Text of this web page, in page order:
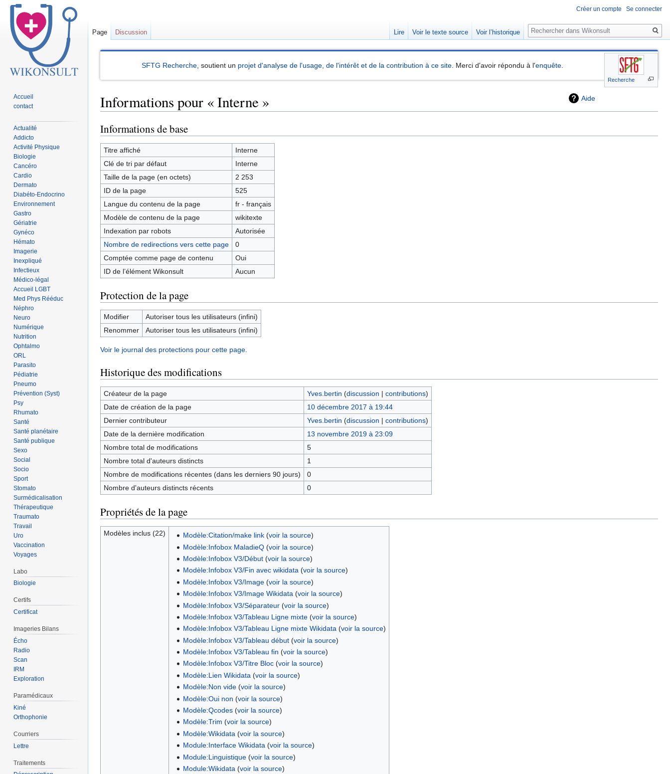
Recherche
SFTG Recherche , soutient un projet d'analyse de l'usage, de l'intérêt et de la contribution à ce site . Merci d'avoir répondu à l'enquête
Aide
Informations pour « Interne »
Sauter
à
la
navigation
Sauter
à
la
recherche
Informations de base
Titre affiché
Interne
Clé de tri par défaut
Interne
Taille de la page (en octets)
2 253
ID de la page
525
Langue du contenu de la page
fr - français
Modèle de contenu de la page
wikitexte
Indexation par robots
Autorisée
Nombre de redirections vers cette page
0
Comptée comme page de contenu
Oui
ID de l’élément Wikonsult
Aucun
Protection de la page
Modifier
Autoriser tous les utilisateurs (infini)
Renommer
Autoriser tous les utilisateurs (infini)
Voir le journal des protections pour cette page.
Historique des modifications
Créateur de la page Yves.bertin (discussion | contributions)
Date de création de la page
10 décembre 2017 à 19:44
Dernier contributeur
Yves.bertin (discussion | contributions)
Date de la dernière modification
13 novembre 2019 à 23:09
Nombre total de modifications
5
Nombre total d'auteurs distincts
1
Nombre de modifications récentes (dans les derniers 90 jours)
0
Nombre d'auteurs distincts récents
0
Propriétés de la page
Modèles inclus (22) Modèle:Citation/make link(voir la source)
Modèle:Infobox MaladieQ(voir la source)
Modèle:Infobox V3/Début(voir la source)
Modèle:Infobox V3/Fin avec wikidata(voir la source)
Modèle:Infobox V3/Image(voir la source)
Modèle:Infobox V3/Image Wikidata (voir la source)
Modèle:Infobox V3/Séparateur(voir la source)
Modèle:Infobox V3/Tableau Ligne mixte(voir la source)
Modèle:Infobox V3/Tableau Ligne mixte Wikidata(voir la source)
Modèle:Infobox V3/Tableau début(voir la source)
Modèle:Infobox V3/Tableau fin (voir la source)
Modèle:Infobox V3/Titre Bloc(voir la source)
Modèle:Lien Wikidata (voir la source)
Modèle:Non vide(voir la source)
Modèle:Oui non (voir la source)
Modèle:Qcodes(voir la source)
Modèle:Trim (voir la source)
Modèle:Wikidata (voir la source)
Module:Interface Wikidata (voir la source)
Module:Linguistique(voir la source)
Module:Wikidata (voir la source)
Créer un compte Se connecter
Page Discussion Lire Voir le texte source Voir l’historique
Rechercher
Accueil
contact
Actualité
Addicto
Activité Physique
Biologie
Cancéro
Cardio
Dermato
Diabéto-Endocrino
Environnement
Gastro
Gériatrie
Gynéco
Hémato
Imagerie
Inexpliqué
Infectieux
Médico-légal
Accueil LGBT
Med Phys Rééduc
Néphro
Neuro
Numérique
Nutrition
Ophtalmo
ORL
Parasito
Pédiatrie
Pneumo
Prévention (Syst)
Psy
Rhumato
Santé
Santé planétaire
Santé publique
Sexo
Social
Socio
Sport
Stomato
Surmédicalisation
Thérapeutique
Traumato
Travail
Uro
Vaccination
Voyages
Labo
Biologie
Certifs
Certificat
Imageries Bilans
Écho
Radio
Scan
IRM
Exploration
Paramédicaux
Kiné
Orthophonie
Courriers
Lettre
Traitements